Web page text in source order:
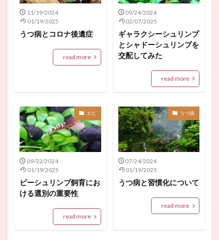
11/19/2024
01/19/2025
うつ病とコロナ後遺症
read more
09/24/2024
02/07/2025
ギャラクシーシュリンプ
とシャドーシュリンプを
交配してみた
read more
エビ
09/22/2024
01/19/2025
ビーシュリンプ飼育にお
ける選別の重要性
read more
うつ病
07/24/2024
01/19/2025
うつ病と習慣化について
read more